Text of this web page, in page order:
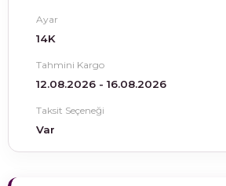
Ayar
14K
Tahmini Kargo
12.08.2026 - 16.08.2026
Taksit Seçeneği
Var